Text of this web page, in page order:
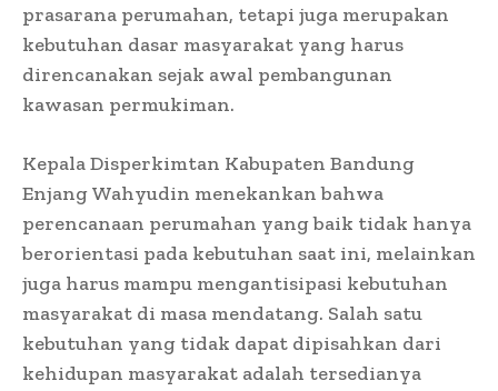
prasarana perumahan, tetapi juga merupakan
kebutuhan dasar masyarakat yang harus
direncanakan sejak awal pembangunan
kawasan permukiman.
Kepala Disperkimtan Kabupaten Bandung
Enjang Wahyudin menekankan bahwa
perencanaan perumahan yang baik tidak hanya
berorientasi pada kebutuhan saat ini, melainkan
juga harus mampu mengantisipasi kebutuhan
masyarakat di masa mendatang. Salah satu
kebutuhan yang tidak dapat dipisahkan dari
kehidupan masyarakat adalah tersedianya